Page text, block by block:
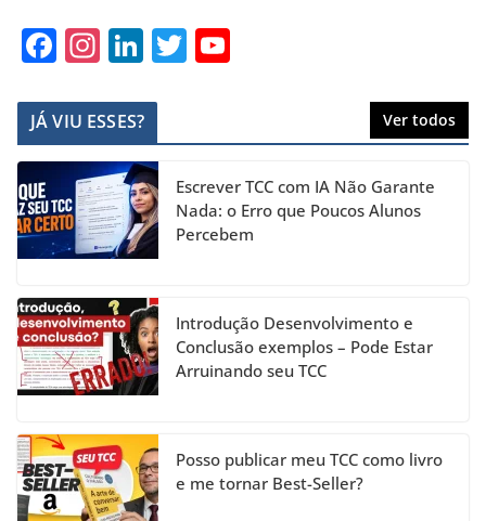
F
c
e
b
o
o
k
In
a
gr
a
m
Li
k
e
dI
n
T
er T
u
b
e
h
a
n
el
JÁ VIU ESSES? Ver todos
Escrever TCC com IA Não Garante
Nada: o Erro que Poucos Alunos
Percebem
Introdução Desenvolvimento e
Conclusão exemplos – Pode Estar
Arruinando seu TCC
Posso publicar meu TCC como livro
e me tornar Best-Seller?